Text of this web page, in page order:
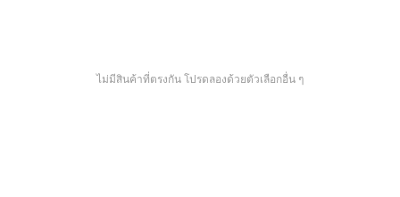
ไม่มีสินค้าที่ตรงกัน โปรดลองด้วยตัวเลือกอื่น ๆ